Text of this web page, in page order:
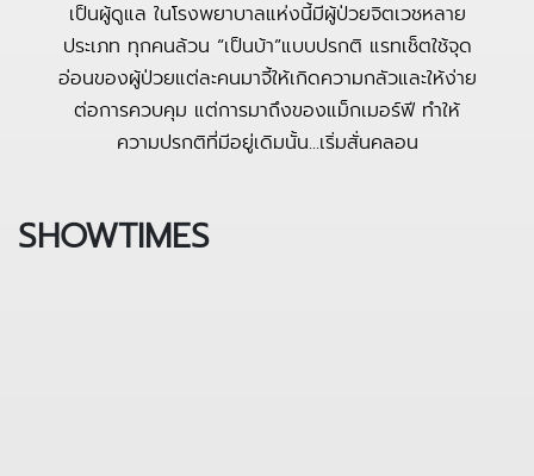
เป็นผู้ดูแล ในโรงพยาบาลแห่งนี้มีผู้ป่วยจิตเวชหลาย
ประเภท ทุกคนล้วน “เป็นบ้า”​แบบปรกติ แรทเช็ตใช้จุด
อ่อนของผู้ป่วยแต่ละคนมาจี้ให้เกิดความกลัวและให้ง่าย
ต่อการควบคุม แต่การมาถึงของแม็กเมอร์ฟี ทำให้
ความปรกติที่มีอยู่เดิมนั้น...เริ่มสั่นคลอน
SHOWTIMES